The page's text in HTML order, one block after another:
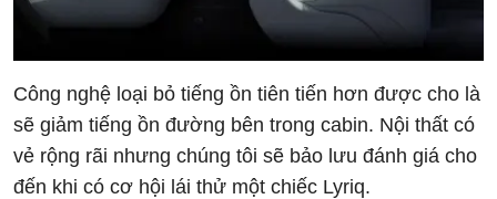
Công nghệ loại bỏ tiếng ồn tiên tiến hơn được cho là
sẽ giảm tiếng ồn đường bên trong cabin. Nội thất có
vẻ rộng rãi nhưng chúng tôi sẽ bảo lưu đánh giá cho
đến khi có cơ hội lái thử một chiếc Lyriq.